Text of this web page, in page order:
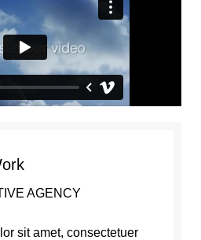
AGENCY
sit amet, consectetuer